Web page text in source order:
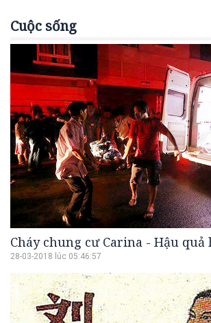
Cuộc sống
Cháy chung cư Carina - Hậu quả
28-03-2018 lúc 05:46:57